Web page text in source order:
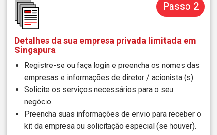
Passo 2
Detalhes da sua empresa privada limitada em
Singapura
Registre-se ou faça login e preencha os nomes das
empresas e informações de diretor / acionista (s).
Solicite os serviços necessários para o seu
negócio.
Preencha suas informações de envio para receber o
kit da empresa ou solicitação especial (se houver).